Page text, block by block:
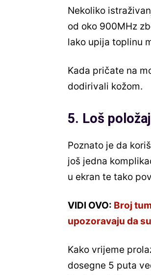
Nekoliko
od oko 900MHz
lako upija toplinu
Kada pričate na
dodirivali kožom.
5. Loš
Poznato je da
još jedna
u ekran te tako
VIDI OVO: Broj
upozoravaju da
Kako vrijeme
dosegne 5 puta